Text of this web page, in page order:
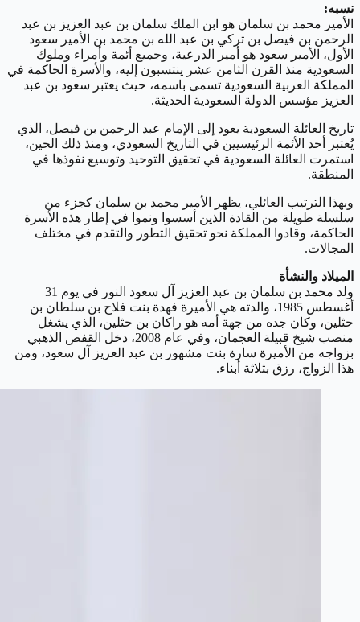
نسبه:
الأمير محمد بن سلمان هو ابن الملك سلمان بن عبد العزيز بن عبد
الرحمن بن فيصل بن تركي بن عبد الله بن محمد بن الأمير سعود
الأول، الأمير سعود هو أمير الدرعية، وجميع أئمة وأمراء وملوك
السعودية منذ القرن الثامن عشر ينتسبون إليه، والأسرة الحاكمة في
المملكة العربية السعودية تسمى باسمه، حيث يعتبر سعود بن عبد
العزيز مؤسس الدولة السعودية الحديثة.
تاريخ العائلة السعودية يعود إلى الإمام عبد الرحمن بن فيصل، الذي
يُعتبر أحد الأئمة الرئيسيين في التاريخ السعودي، ومنذ ذلك الحين،
استمرت العائلة السعودية في تحقيق التوحيد وتوسيع نفوذها في
المنطقة.
وبهذا الترتيب العائلي، يظهر الأمير محمد بن سلمان كجزء من
سلسلة طويلة من القادة الذين أسسوا ونموا في إطار هذه الأسرة
الحاكمة، وقادوا المملكة نحو تحقيق التطور والتقدم في مختلف
المجالات.
الميلاد والنشأة
ولد محمد بن سلمان بن عبد العزيز آل سعود النور في يوم 31
أغسطس 1985، والدته هي الأميرة فهدة بنت فلاح بن سلطان بن
حثلين، وكان جده من جهة أمه هو راكان بن حثلين، الذي يشغل
منصب شيخ قبيلة العجمان، وفي عام 2008، دخل القفص الذهبي
بزواجه من الأميرة سارة بنت مشهور بن عبد العزيز آل سعود، ومن
هذا الزواج، رزق بثلاثة أبناء.